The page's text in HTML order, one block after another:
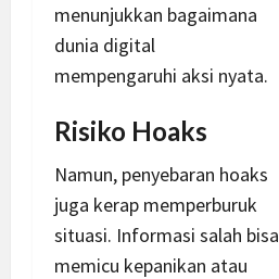
menunjukkan bagaimana
dunia digital
mempengaruhi aksi nyata.
Risiko Hoaks
Namun, penyebaran hoaks
juga kerap memperburuk
situasi. Informasi salah bisa
memicu kepanikan atau